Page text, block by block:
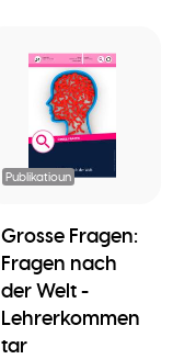
Publikatioun
Grosse Fragen:
Fragen nach
der Welt -
Lehrerkommen
tar